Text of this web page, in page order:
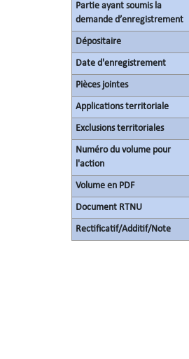
Partie ayant soumis la
demande d’enregistrement
Dépositaire
Date d'enregistrement
Pièces jointes
Applications territoriale
Exclusions territoriales
Numéro du volume pour
l'action
Volume en PDF
Document RTNU
Rectificatif/Additif/Note